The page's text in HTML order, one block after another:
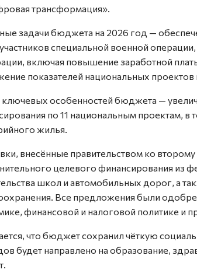
трансформация».
задачи бюджета на 2026 год —
специальной военной
включая повышение заработной
показателей национальных
особенностей бюджета —
по 11 национальным проектам, в
жилья.
внесённые правительством ко второму
целевого финансирования из
школ и автомобильных дорог, а
Все предложения были
финансовой и налоговой политике и
что бюджет сохранил чёткую
будет направлено на образование,